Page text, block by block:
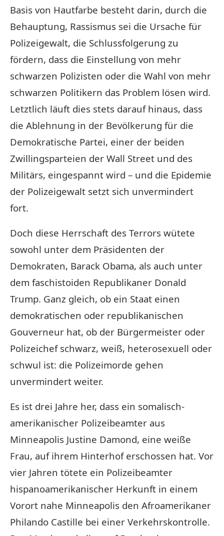
Basis von Hautfarbe besteht darin, durch die
Behauptung, Rassismus sei die Ursache für
Polizeigewalt, die Schlussfolgerung zu
fördern, dass die Einstellung von mehr
schwarzen Polizisten oder die Wahl von mehr
schwarzen Politikern das Problem lösen wird.
Letztlich läuft dies stets darauf hinaus, dass
die Ablehnung in der Bevölkerung für die
Demokratische Partei, einer der beiden
Zwillingsparteien der Wall Street und des
Militärs, eingespannt wird – und die Epidemie
der Polizeigewalt setzt sich unvermindert
fort.
Doch diese Herrschaft des Terrors wütete
sowohl unter dem Präsidenten der
Demokraten, Barack Obama, als auch unter
dem faschistoiden Republikaner Donald
Trump. Ganz gleich, ob ein Staat einen
demokratischen oder republikanischen
Gouverneur hat, ob der Bürgermeister oder
Polizeichef schwarz, weiß, heterosexuell oder
schwul ist: die Polizeimorde gehen
unvermindert weiter.
Es ist drei Jahre her, dass ein somalisch-
amerikanischer Polizeibeamter aus
Minneapolis Justine Damond, eine weiße
Frau, auf ihrem Hinterhof erschossen hat. Vor
vier Jahren tötete ein Polizeibeamter
hispanoamerikanischer Herkunft in einem
Vorort nahe Minneapolis den Afroamerikaner
Philando Castille bei einer Verkehrskontrolle.